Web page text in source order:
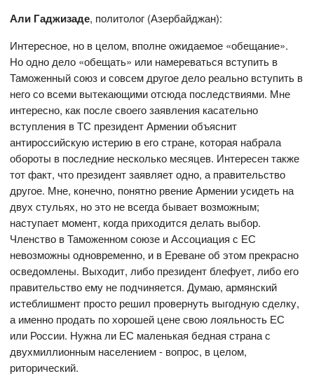
Али Гаджизаде, политолог (Азербайджан):
Интересное, но в целом, вполне ожидаемое «обещание».
Но одно дело «обещать» или намереваться вступить в
Таможенный союз и совсем другое дело реально вступить в
него со всеми вытекающими отсюда последствиями. Мне
интересно, как после своего заявления касательно
вступления в ТС президент Армении объяснит
антироссийскую истерию в его стране, которая набрала
обороты в последние несколько месяцев. Интересен также
тот факт, что президент заявляет одно, а правительство
другое. Мне, конечно, понятно рвение Армении усидеть на
двух стульях, но это не всегда бывает возможным;
наступает момент, когда приходится делать выбор.
Членство в Таможенном союзе и Ассоциация с ЕС
невозможны одновременно, и в Ереване об этом прекрасно
осведомлены. Выходит, либо президент блефует, либо его
правительство ему не подчиняется. Думаю, армянский
истеблишмент просто решил провернуть выгодную сделку,
а именно продать по хорошей цене свою лояльность ЕС
или России. Нужна ли ЕС маленькая бедная страна с
двухмиллионным населением - вопрос, в целом,
риторический.